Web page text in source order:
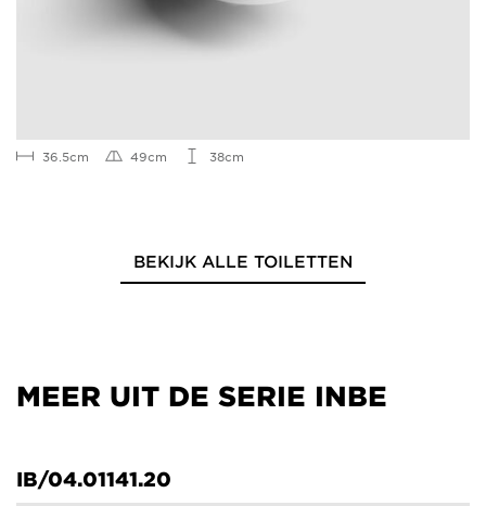
36.5cm 49cm 38cm
BEKIJK ALLE TOILETTEN
MEER UIT DE SERIE INBE
IB/04.01141.20